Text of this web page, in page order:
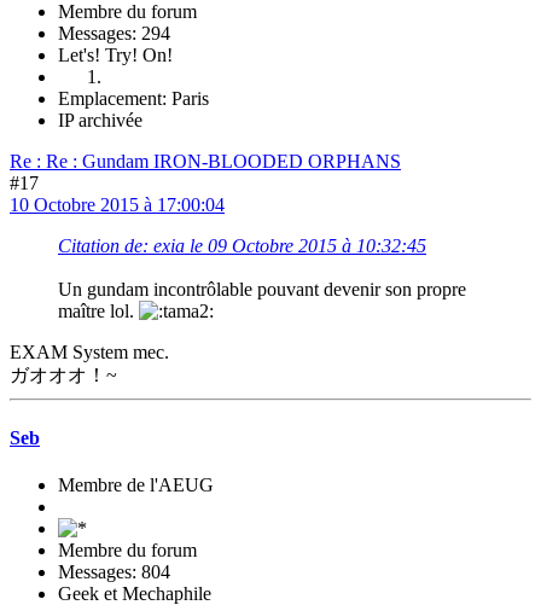
Membre du forum
Messages: 294
Let's! Try! On!
Emplacement: Paris
IP archivée
Re : Re : Gundam IRON-BLOODED ORPHANS
#17
10 Octobre 2015 à 17:00:04
Citation de: exia le 09 Octobre 2015 à 10:32:45
Un gundam incontrôlable pouvant devenir son propre
maître lol.
EXAM System mec.
ガオオオ！~
Seb
Membre de l'AEUG
Membre du forum
Messages: 804
Geek et Mechaphile